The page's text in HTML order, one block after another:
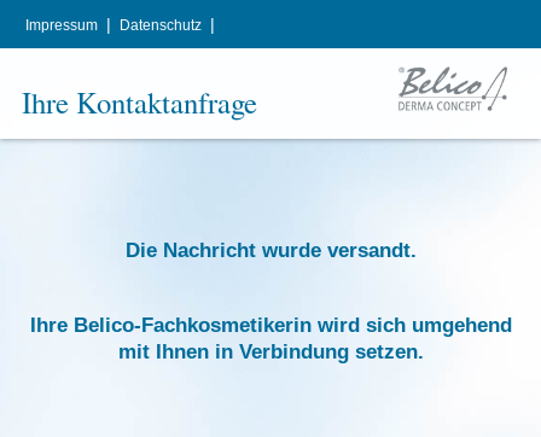
Impressum | Datenschutz |
Ihre Kontaktanfrage
Die Nachricht wurde versandt.
Ihre Belico-Fachkosmetikerin wird sich umgehend
mit Ihnen in Verbindung setzen.